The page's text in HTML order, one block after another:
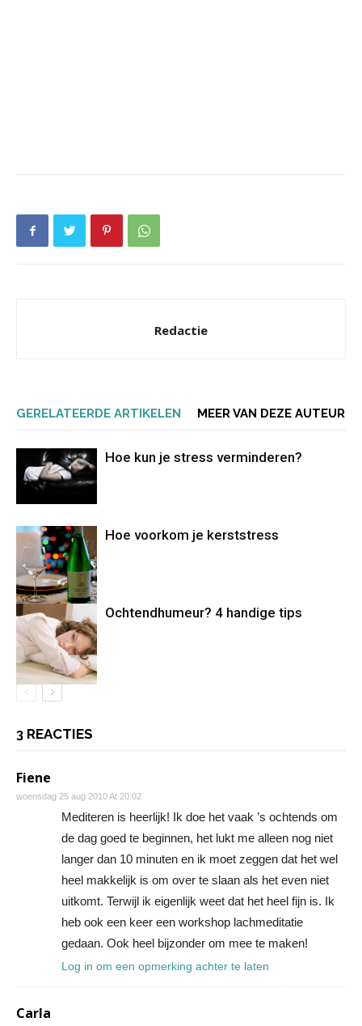
Redactie
GERELATEERDE ARTIKELEN MEER VAN DEZE AUTEUR
Hoe kun je stress verminderen?
Hoe voorkom je kerststress
Ochtendhumeur? 4 handige tips
3 REACTIES
Fiene
woensdag 25 aug 2010 At 20:02
Mediteren is heerlijk! Ik doe het vaak ’s ochtends om
de dag goed te beginnen, het lukt me alleen nog niet
langer dan 10 minuten en ik moet zeggen dat het wel
heel makkelijk is om over te slaan als het even niet
uitkomt. Terwijl ik eigenlijk weet dat het heel fijn is. Ik
heb ook een keer een workshop lachmeditatie
gedaan. Ook heel bijzonder om mee te maken!
Log in om een opmerking achter te laten
Carla